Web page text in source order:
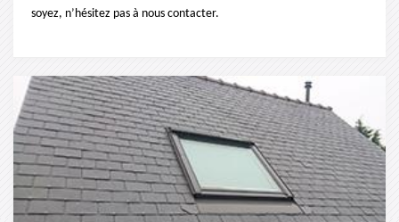
soyez, n’hésitez pas à nous contacter.